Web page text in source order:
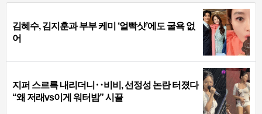
김혜수, 김지훈과 부부 케미 ‘얼빡샷’에도 굴욕 없
어
지퍼 스르륵 내리더니‥비비, 선정성 논란 터졌다
“왜 저래vs이게 워터밤” 시끌